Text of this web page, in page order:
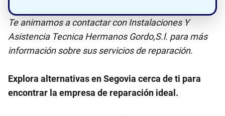
Te animamos a contactar con Instalaciones Y
Asistencia Tecnica Hermanos Gordo,S.l. para más
información sobre sus servicios de reparación.
Explora alternativas en Segovia cerca de ti para
encontrar la empresa de reparación ideal.